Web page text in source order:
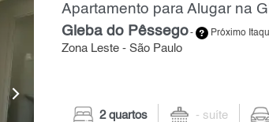
Apartamento para Alugar na
Gleba do Pêssego- Próximo
Zona Leste - São Paulo
2 quartos - suíte